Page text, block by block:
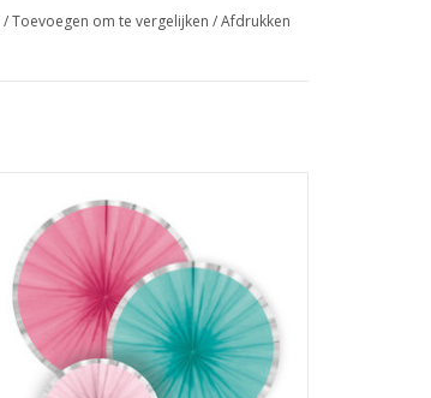
/Toevoegen om te vergelijken /Afdrukken